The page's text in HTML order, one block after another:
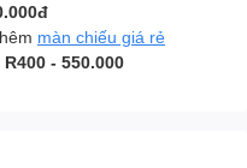
màn chiếu giá rẻ
- 550.000